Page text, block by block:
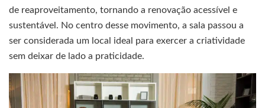
de reaproveitamento, tornando a renovação acessível e
sustentável. No centro desse movimento, a sala passou a
ser considerada um local ideal para exercer a criatividade
sem deixar de lado a praticidade.